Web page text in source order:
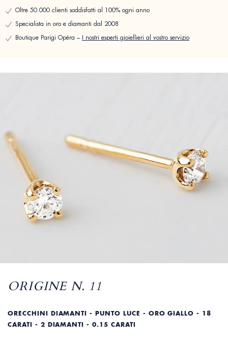
Oltre 50.000 clienti soddisfatti al 100% ogni anno
Specialista in oro e diamanti dal 2008
Boutique Parigi Opéra – I nostri esperti gioiellieri al vostro servizio
ORIGINE N. 11
ORECCHINI DIAMANTI - PUNTO LUCE - ORO GIALLO - 18
CARATI - 2 DIAMANTI - 0.15 CARATI